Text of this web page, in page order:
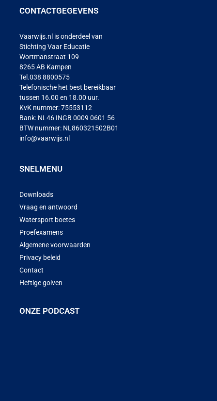
CONTACTGEGEVENS
Vaarwijs.nl is onderdeel van
Stichting Vaar Educatie
Wortmanstraat 109
8265 AB Kampen
Tel.038 8800575
Telefonische het best bereikbaar
tussen 16.00 en 18.00 uur.
KvK nummer: 75553112
Bank: NL46 INGB 0009 0601 56
BTW nummer: NL860321502B01
info@vaarwijs.nl
SNELMENU
Downloads
Vraag en antwoord
Watersport boetes
Proefexamens
Algemene voorwaarden
Privacy beleid
Contact
Heftige golven
ONZE PODCAST